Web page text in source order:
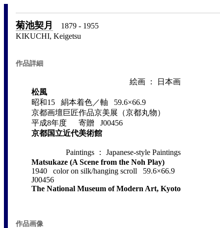
菊池契月
1879 - 1955
KIKUCHI, Keigetsu
作品詳細
絵画 ： 日本画
松風
昭和15 絹本着色／軸 59.6×66.9
京都画壇巨匠作品京美展（京都丸物）
平成8年度 寄贈 J00456
京都国立近代美術館
Paintings ： Japanese-style Paintings
Matsukaze (A Scene from the Noh Play)
1940 color on silk/hanging scroll 59.6×66.9
J00456
The National Museum of Modern Art, Kyoto
作品画像